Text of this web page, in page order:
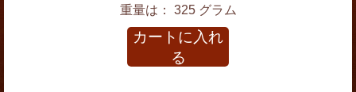
重量は： 325 グラム
カートに入れ
る